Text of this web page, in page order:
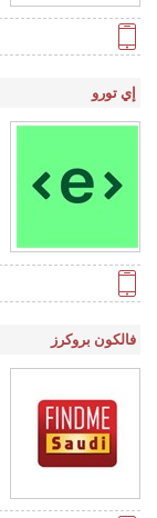
إي تورو
فالكون بروكرز